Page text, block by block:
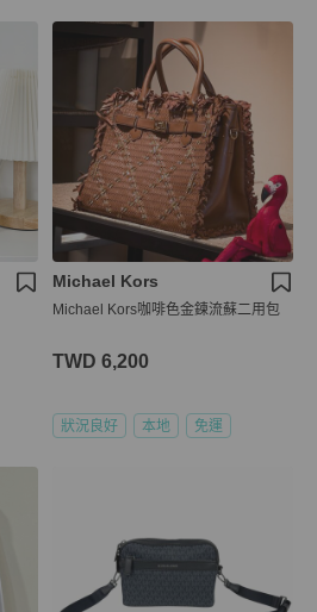
Michael Kors
Michael Kors咖啡色金鍊流蘇二用包
TWD 6,200
狀況良好 本地 免運